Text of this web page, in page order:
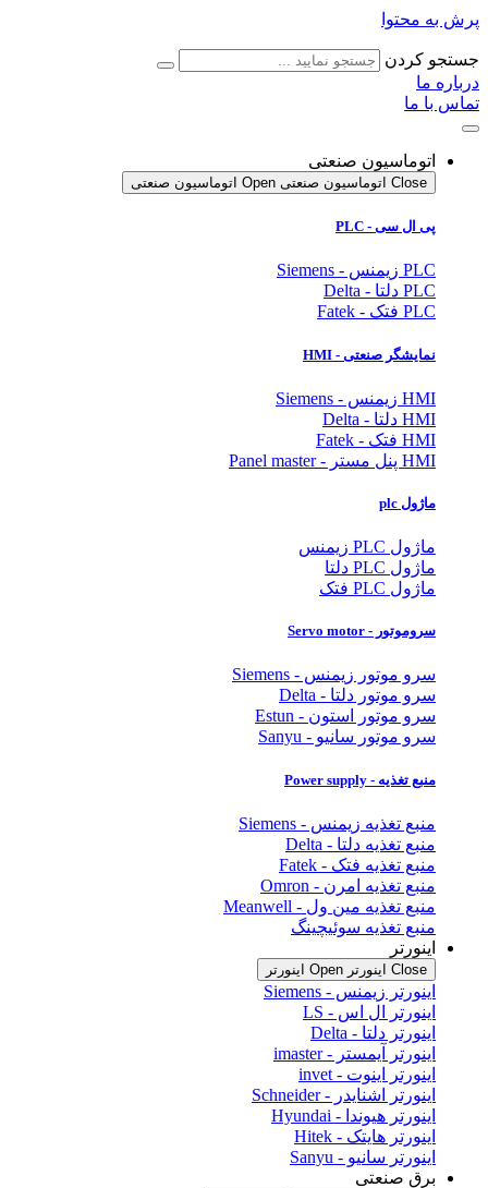
پرش به محتوا
جستجو کردن
درباره ما
تماس با ما
اتوماسیون صنعتی
Close اتوماسیون صنعتی Open اتوماسیون صنعتی
پی ال سی - PLC
PLC زیمنس - Siemens
PLC دلتا - Delta
PLC فتک - Fatek
نمایشگر صنعتی - HMI
HMI زیمنس - Siemens
HMI دلتا - Delta
HMI فتک - Fatek
HMI پنل مستر - Panel master
ماژول plc
ماژول PLC زیمنس
ماژول PLC دلتا
ماژول PLC فتک
سروموتور - Servo motor
سرو موتور زیمنس - Siemens
سرو موتور دلتا - Delta
سرو موتور استون - Estun
سرو موتور سانیو - Sanyu
منبع تغذیه - Power supply
منبع تغذیه زیمنس - Siemens
منبع تغذیه دلتا - Delta
منبع تغذیه فتک - Fatek
منبع تغذیه امرن - Omron
منبع تغذیه مین ول - Meanwell
منبع تغذیه سوئیچینگ
اینورتر
Close اینورتر Open اینورتر
اینورتر زیمنس - Siemens
اینورتر ال اس - LS
اینورتر دلتا - Delta
اینورتر آیمستر - imaster
اینورتر اینوت - invet
اینورتر اشنایدر - Schneider
اینورتر هیوندا - Hyundai
اینورتر هایتک - Hitek
اینورتر سانیو - Sanyu
برق صنعتی